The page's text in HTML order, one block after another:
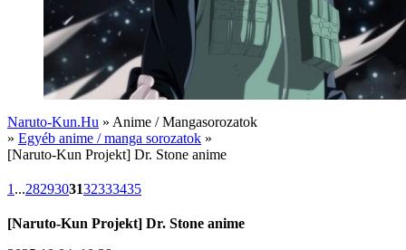
Naruto-Kun.Hu » Anime / Mangasorozatok
» Egyéb anime / manga sorozatok »
[Naruto-Kun Projekt] Dr. Stone anime
1 ...2829303132333435
[Naruto-Kun Projekt] Dr. Stone anime